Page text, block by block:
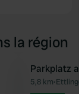
la région
Préféré
Parkplatz
5,8 km•